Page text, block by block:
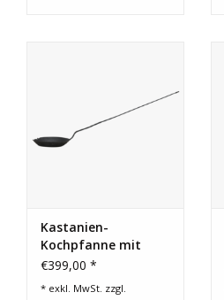
Kastanien-
Kochpfanne mit
offenem Feuer
€399,00 *
* exkl. MwSt. zzgl.